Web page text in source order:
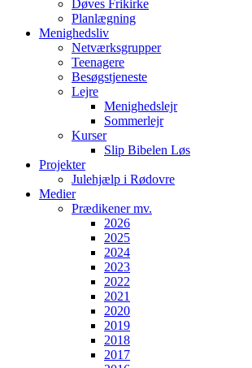
Døves Frikirke
Planlægning
Menighedsliv
Netværksgrupper
Teenagere
Besøgstjeneste
Lejre
Menighedslejr
Sommerlejr
Kurser
Slip Bibelen Løs
Projekter
Julehjælp i Rødovre
Medier
Prædikener mv.
2026
2025
2024
2023
2022
2021
2020
2019
2018
2017